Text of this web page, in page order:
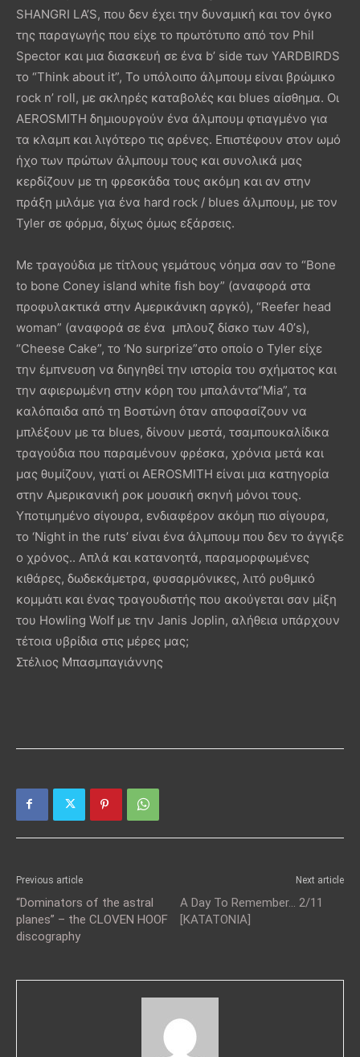
SHANGRI LA’S, που δεν έχει την δυναμική και τον όγκο
της παραγωγής που είχε το πρωτότυπο από τον Phil
Spector και μια διασκευή σε ένα b’ side των YARDBIRDS
το “Think about it”, Το υπόλοιπο άλμπουμ είναι βρώμικο
rock n’ roll, με σκληρές καταβολές και blues αίσθημα. Οι
AEROSMITH δημιουργούν ένα άλμπουμ φτιαγμένο για
τα κλαμπ και λιγότερο τις αρένες. Επιστέφουν στον ωμό
ήχο των πρώτων άλμπουμ τους και συνολικά μας
κερδίζουν με τη φρεσκάδα τους ακόμη και αν στην
πράξη μιλάμε για ένα hard rock / blues άλμπουμ, με τον
Tyler σε φόρμα, δίχως όμως εξάρσεις.
Με τραγούδια με τίτλους γεμάτους νόημα σαν το “Bone
to bone Coney island white fish boy” (αναφορά στα
προφυλακτικά στην Αμερικάνικη αργκό), “Reefer head
woman” (αναφορά σε ένα μπλουζ δίσκο των 40’s),
“Cheese Cake”, το ‘No surprize”στο οποίο ο Tyler είχε
την έμπνευση να διηγηθεί την ιστορία του σχήματος και
την αφιερωμένη στην κόρη του μπαλάντα“Mia”, τα
καλόπαιδα από τη Βοστώνη όταν αποφασίζουν να
μπλέξουν με τα blues, δίνουν μεστά, τσαμπουκαλίδικα
τραγούδια που παραμένουν φρέσκα, χρόνια μετά και
μας θυμίζουν, γιατί οι AEROSMITH είναι μια κατηγορία
στην Αμερικανική ροκ μουσική σκηνή μόνοι τους.
Υποτιμημένο σίγουρα, ενδιαφέρον ακόμη πιο σίγουρα,
το ‘Night in the ruts’ είναι ένα άλμπουμ που δεν το άγγιξε
ο χρόνος.. Απλά και κατανοητά, παραμορφωμένες
κιθάρες, δωδεκάμετρα, φυσαρμόνικες, λιτό ρυθμικό
κομμάτι και ένας τραγουδιστής που ακούγεται σαν μίξη
του Howling Wolf με την Janis Joplin, αλήθεια υπάρχουν
τέτοια υβρίδια στις μέρες μας;
Στέλιος Μπασμπαγιάννης
Previous article
“Dominators of the astral
planes” – the CLOVEN HOOF
discography
Next article
A Day To Remember… 2/11
[KATATONIA]